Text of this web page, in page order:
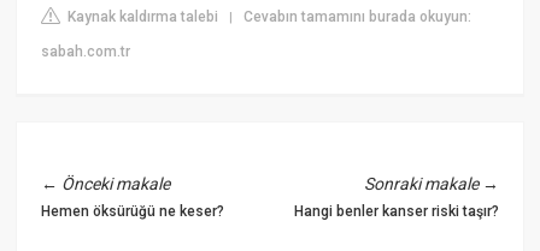
Kaynak kaldırma talebi |Cevabın tamamını burada okuyun:
sabah.com.tr
← Önceki makale
Hemen öksürüğü ne keser?
Sonraki makale→
Hangi benler kanser riski taşır?